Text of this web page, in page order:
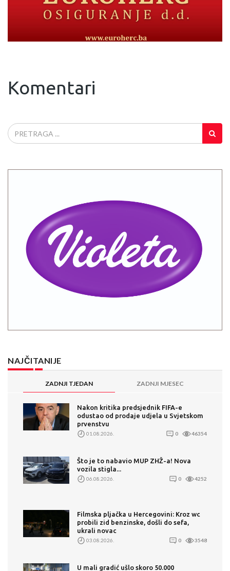
Komentari
NAJČITANIJE
ZADNJI TJEDAN ZADNJI MJESEC
Nakon kritika predsjednik FIFA-e
odustao od prodaje udjela u Svjetskom
prvenstvu
01.08.2026. 0 46354
Što je to nabavio MUP ZHŽ-a! Nova
vozila stigla...
06.08.2026. 0 4252
Filmska pljačka u Hercegovini: Kroz wc
probili zid benzinske, došli do sefa,
ukrali novac
03.08.2026. 0 3548
U mali gradić ušlo skoro 50.000